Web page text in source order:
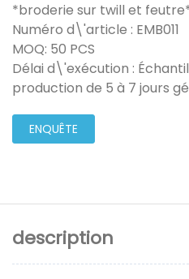
*broderie sur twill et
Numéro d\'article : EMB011
MOQ: 50 PCS
Délai d\'exécution :
production de 5 à 7 jours
ENQUÊTE
description